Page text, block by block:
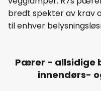
bredt spekter av krav
til enhver
Pærer - allsidige
innendørs-